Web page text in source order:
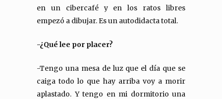
en un cibercafé y en los ratos libres
empezó a dibujar. Es un autodidacta total.
-¿Qué lee por placer?
-Tengo una mesa de luz que el día que se
caiga todo lo que hay arriba voy a morir
aplastado. Y tengo en mi dormitorio una